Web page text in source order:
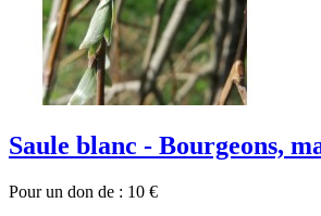
Saule blanc - Bourgeons,
Pour un don de : 10 €